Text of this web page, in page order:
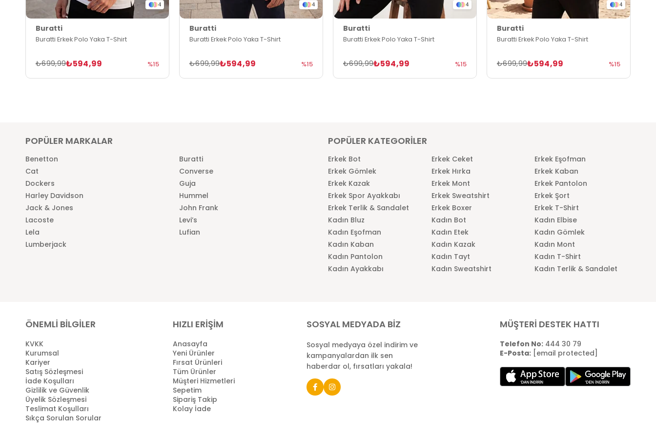
4
Buratti
Buratti Erkek Polo Yaka T-Shirt
₺594,99
₺699,99 %15
4
Buratti
Buratti Erkek Polo Yaka T-Shirt
₺594,99
₺699,99 %15
4
Buratti
Buratti Erkek Polo Yaka T-Shirt
₺594,99
₺699,99 %15
4
Buratti
Buratti Erkek Polo Yaka T-Shirt
₺594,99
₺699,99 %15
POPÜLER MARKALAR
Benetton
Buratti
Cat
Converse
Dockers
Guja
Harley Davidson
Hummel
Jack & Jones
John Frank
Lacoste
Levi’s
Lela
Lufian
Lumberjack
POPÜLER KATEGORİLER
Erkek Bot Erkek Ceket
Erkek Eşofman
Erkek Gömlek
Erkek Hırka
Erkek Kaban
Erkek Kazak
Erkek Mont
Erkek Pantolon
Erkek Spor Ayakkabı
Erkek Sweatshirt
Erkek Şort
Erkek Terlik & Sandalet
Erkek Boxer
Erkek T-Shirt
Kadın Bluz
Kadın Bot
Kadın Elbise
Kadın Eşofman
Kadın Etek
Kadın Gömlek
Kadın Kaban
Kadın Kazak
Kadın Mont
Kadın Pantolon
Kadın Tayt
Kadın T-Shirt
Kadın Ayakkabı
Kadın Sweatshirt Kadın Terlik & Sandalet
ÖNEMLİ BİLGİLER
KVKK
Kurumsal
Kariyer
Satış Sözleşmesi
İade Koşulları
Gizlilik ve Güvenlik
Üyelik Sözleşmesi
Teslimat Koşulları
Sıkça Sorulan Sorular
HIZLI ERİŞİM
Anasayfa
Yeni Ürünler
Fırsat Ürünleri
Tüm Ürünler
Müşteri Hizmetleri
Sepetim
Sipariş Takip
Kolay İade
SOSYAL MEDYADA BİZ
Sosyal medyaya özel indirim ve
kampanyalardan ilk sen
haberdar ol, fırsatları yakala!
MÜŞTERİ DESTEK HATTI
Telefon No:444 30 79
E-Posta: [email protected]